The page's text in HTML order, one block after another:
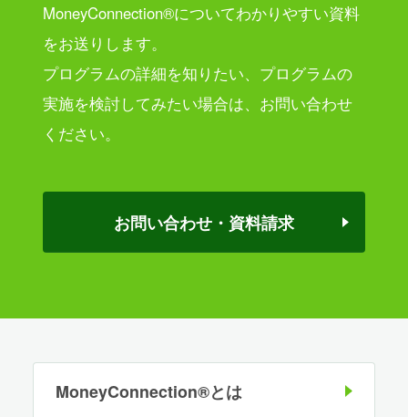
MoneyConnection®についてわかりやすい資料
をお送りします。
プログラムの詳細を知りたい、プログラムの
実施を検討してみたい場合は、 お問い合わせ
ください。
お問い合わせ・資料請求
MoneyConnection®とは